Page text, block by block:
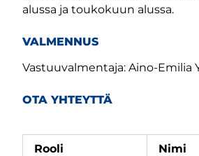
alussa ja toukokuun alussa.
VALMENNUS
Vastuuvalmentaja: Aino-Emilia
OTA YHTEYTTÄ
Rooli Nimi